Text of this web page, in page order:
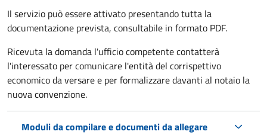
Il servizio può essere attivato presentando tutta la
documentazione prevista, consultabile in formato PDF.
Ricevuta la domanda l'ufficio competente contatterà
l'interessato per comunicare l'entità del corrispettivo
economico da versare e per formalizzare davanti al notaio la
nuova convenzione.
Moduli da compilare e documenti da allegare